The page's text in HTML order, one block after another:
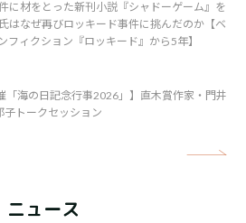
に材をとった新刊小説『シャドーゲーム』を
はなぜ再びロッキード事件に挑んだのか【ベ
フィクション『ロッキード』から5年】
「海の日記念行事2026」】直木賞作家・門井
子トークセッション
ニュース